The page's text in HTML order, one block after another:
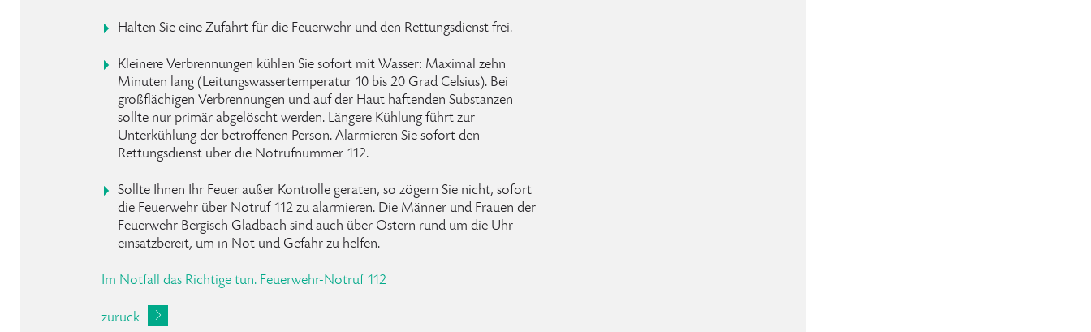
Halten Sie eine Zufahrt für die Feuerwehr und den Rettungsdienst frei.
Kleinere Verbrennungen kühlen Sie sofort mit Wasser: Maximal zehn
Minuten lang (Leitungswassertemperatur 10 bis 20 Grad Celsius). Bei
großflächigen Verbrennungen und auf der Haut haftenden Substanzen
sollte nur primär abgelöscht werden. Längere Kühlung führt zur
Unterkühlung der betroffenen Person. Alarmieren Sie sofort den
Rettungsdienst über die Notrufnummer 112.
Sollte Ihnen Ihr Feuer außer Kontrolle geraten, so zögern Sie nicht, sofort
die Feuerwehr über Notruf 112 zu alarmieren. Die Männer und Frauen der
Feuerwehr Bergisch Gladbach sind auch über Ostern rund um die Uhr
einsatzbereit, um in Not und Gefahr zu helfen.
Im Notfall das Richtige tun. Feuerwehr-Notruf 112
zurück